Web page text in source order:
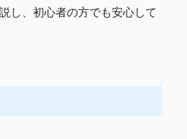
し、初心者の方でも安心して